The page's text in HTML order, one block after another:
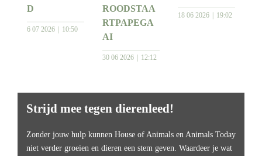
D
6 07 2026 10:50
ROODSTAA
RTPAPEGA
AI
30 06 2026 12:12
18 06 2026 19:02
Strijd mee tegen dierenleed!
Zonder jouw hulp kunnen House of Animals en Animals Today
niet verder groeien en dieren een stem geven. Waardeer je wat